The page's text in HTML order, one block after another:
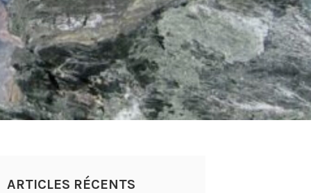
ARTICLES RÉCENTS